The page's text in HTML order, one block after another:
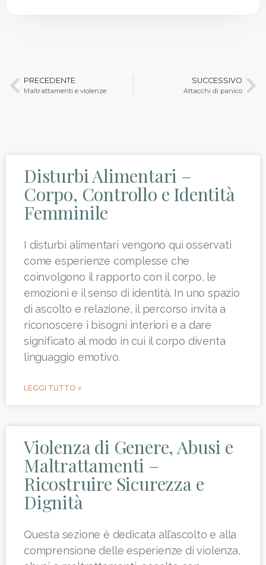
PRECEDENTE
Maltrattamenti e violenze
SUCCESSIVO
Attacchi di panico
Disturbi Alimentari –
Corpo, Controllo e Identità
Femminile
I disturbi alimentari vengono qui osservati
come esperienze complesse che
coinvolgono il rapporto con il corpo, le
emozioni e il senso di identità. In uno spazio
di ascolto e relazione, il percorso invita a
riconoscere i bisogni interiori e a dare
significato al modo in cui il corpo diventa
linguaggio emotivo.
LEGGI TUTTO »
Violenza di Genere, Abusi e
Maltrattamenti –
Ricostruire Sicurezza e
Dignità
Questa sezione è dedicata all’ascolto e alla
comprensione delle esperienze di violenza,